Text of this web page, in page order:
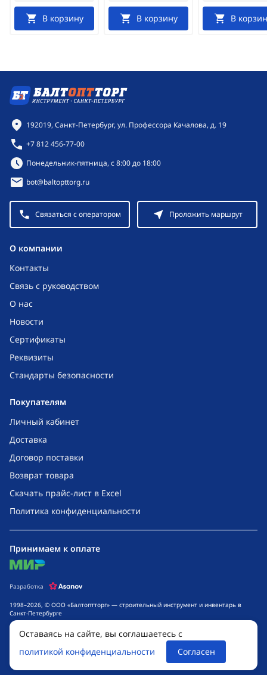
В корзину В корзину В
O компании
Контакты
Связь с руководством
О нас
Новости
Сертификаты
Реквизиты
Стандарты безопасности
Покупателям
Личный кабинет
Доставка
Договор поставки
Возврат товара
Скачать прайс-лист в Excel
Политика конфиденциальности
Контактная информация
192019, Санкт-Петербург, ул. Профессора Качалова, д. 19
+7 812 456-77-00
Режим работы:
Понедельник-пятница, с 8:00 до 18:00
bot@baltopttorg.ru
Связаться с оператором Проложить маршрут
1998–2026, © ООО «Балтоптторг» — строительный инструмент и инвентарь в
Санкт-Петербурге
Обращаем ваше внимание на то, что данный интернет-сайт носит исключительно
информационный характер и ни при каких условиях не является публичной
офертой, определяемой положениями ч. 2 ст. 437 Гражданского кодекса
Российской Федерации. Для получения подробной информации о стоимости
товаров и сроках выполнения услуг, обращайтесь к менеджерам компании.
Принимаем к оплате
mir
Разработка
Оставаясь на сайте, вы соглашаетесь с
политикой конфиденциальности
Согласен